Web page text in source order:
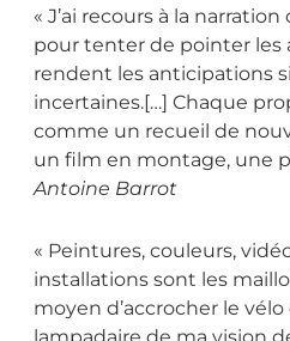
« J’ai recours à la
pour tenter de pointer les
rendent les anticipations
incertaines.[…] Chaque
comme un recueil de
un film en montage, une
Antoine Barrot
« Peintures, couleurs,
installations sont les
moyen d’accrocher le